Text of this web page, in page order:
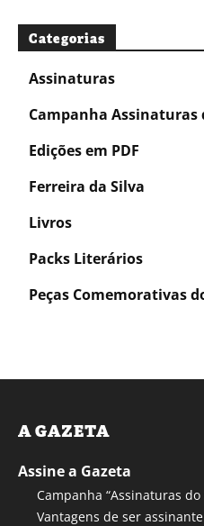
Categorias
Assinaturas
Campanha Assinaturas
Edições em PDF
Ferreira da Silva
Livros
Packs Literários
Peças Comemorativas
A GAZETA
Assine a Gazeta
Campanha “Assinaturas
Vantagens de ser assinante